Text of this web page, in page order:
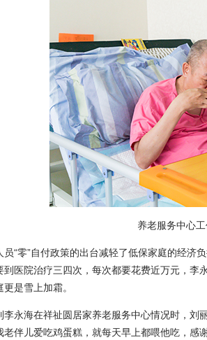
养老服务中心工
零”自付政策的出台减轻了低保家庭的经济
到医院治疗三四次，每次都要花费近万元，李
是雪上加霜。
海在祥祉圆居家养老服务中心情况时，刘丽
老伴儿爱吃鸡蛋糕，就每天早上都喂他吃，感